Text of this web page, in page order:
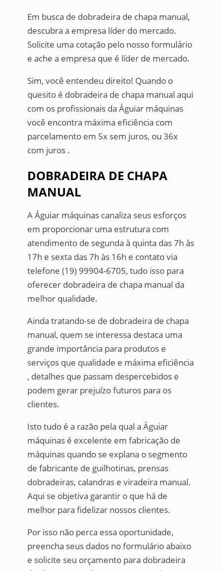
Em busca de dobradeira de chapa manual,
descubra a empresa líder do mercado.
Solicite uma cotação pelo nosso formulário
e ache a empresa que é líder de mercado.
Sim, você entendeu direito! Quando o
quesito é dobradeira de chapa manual aqui
com os profissionais da Águiar máquinas
você encontra máxima eficiência com
parcelamento em 5x sem juros, ou 36x
com juros .
DOBRADEIRA DE CHAPA
MANUAL
A Águiar máquinas canaliza seus esforços
em proporcionar uma estrutura com
atendimento de segunda à quinta das 7h às
17h e sexta das 7h às 16h e contato via
telefone (19) 99904-6705, tudo isso para
oferecer dobradeira de chapa manual da
melhor qualidade.
Ainda tratando-se de dobradeira de chapa
manual, quem se interessa destaca uma
grande importância para produtos e
serviços que qualidade e máxima eficiência
, detalhes que passam despercebidos e
podem gerar prejuízo futuros para os
clientes.
Isto tudo é a razão pela qual a Águiar
máquinas é excelente em fabricação de
máquinas quando se explana o segmento
de fabricante de guilhotinas, prensas
dobradeiras, calandras e viradeira manual.
Aqui se objetiva garantir o que há de
melhor para fidelizar nossos clientes.
Por isso não perca essa oportunidade,
preencha seus dados no formulário abaixo
e solicite seu orçamento para dobradeira